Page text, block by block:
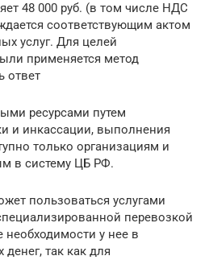
48 000 руб. (в том числе НДС
соответствующим актом
услуг. Для целей
применяется метод
ответ
ресурсами путем
и инкассации, выполнения
только организациям и
в систему ЦБ РФ.
пользоваться услугами
перевозкой
необходимости у нее в
так как для